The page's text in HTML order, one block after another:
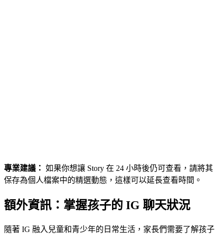
專業建議： 如果你想讓 Story 在 24 小時後仍可查看，請將其
保存為個人檔案中的精選動態，這樣可以延長查看時間。
額外資訊：掌握孩子的 IG 聊天狀況
隨著 IG 融入兒童和青少年的日常生活，家長們需要了解孩子